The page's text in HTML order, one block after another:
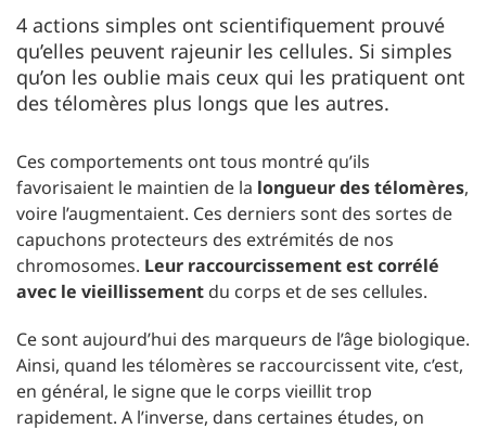
4 actions simples ont scientifiquement prouvé
qu’elles peuvent rajeunir les cellules. Si simples
qu’on les oublie mais ceux qui les pratiquent ont
des télomères plus longs que les autres.
Ces comportements ont tous montré qu’ils
favorisaient le maintien de la longueur des télomères,
voire l’augmentaient. Ces derniers sont des sortes de
capuchons protecteurs des extrémités de nos
chromosomes. Leur raccourcissement est corrélé
avec le vieillissement du corps et de ses cellules.
Ce sont aujourd’hui des marqueurs de l’âge biologique.
Ainsi, quand les télomères se raccourcissent vite, c’est,
en général, le signe que le corps vieillit trop
rapidement. A l’inverse, dans certaines études, on